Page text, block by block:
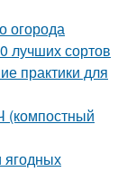
огорода
лучших сортов
практики для
(компостный
ягодных